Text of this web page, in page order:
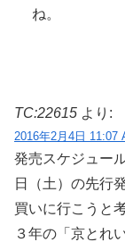
ね。
TC:22615 より:
2016年2月4日 11:07
発売スケジュー
日（土）の先行
買いに行こうと
３年の「京とれ